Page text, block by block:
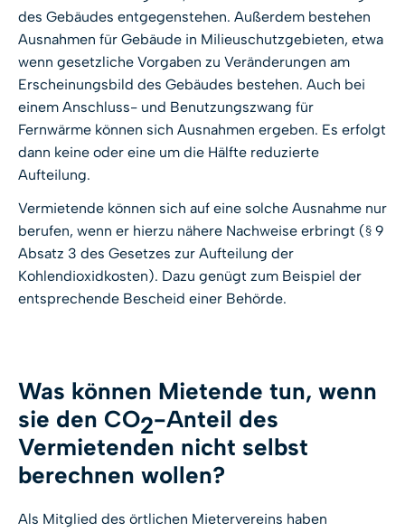
des Gebäudes entgegenstehen. Außerdem bestehen
Ausnahmen für Gebäude in Milieuschutzgebieten, etwa
wenn gesetzliche Vorgaben zu Veränderungen am
Erscheinungsbild des Gebäudes bestehen. Auch bei
einem Anschluss- und Benutzungszwang für
Fernwärme können sich Ausnahmen ergeben. Es erfolgt
dann keine oder eine um die Hälfte reduzierte
Aufteilung.
Vermietende können sich auf eine solche Ausnahme nur
berufen, wenn er hierzu nähere Nachweise erbringt (§ 9
Absatz 3 des Gesetzes zur Aufteilung der
Kohlendioxidkosten). Dazu genügt zum Beispiel der
entsprechende Bescheid einer Behörde.
Was können Mietende tun, wenn
sie den CO2-Anteil des
Vermietenden nicht selbst
berechnen wollen?
Als Mitglied des örtlichen Mietervereins haben